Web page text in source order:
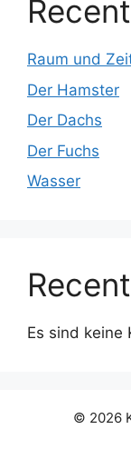
Raum und
Der Hamster
Der Dachs
Der Fuchs
Wasser
Es sind keine
© 2026